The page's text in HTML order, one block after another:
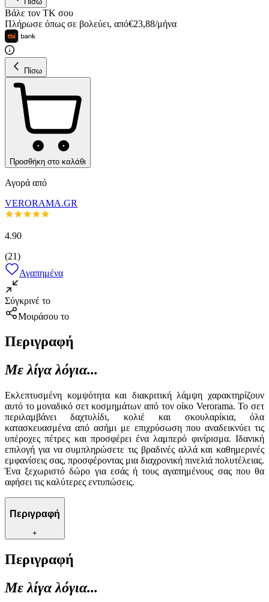
Βάλε τον ΤΚ σου
Πλήρωσε όπως σε βολεύει, από€23,88/μήνα
Πίσω
Προσθήκη στο καλάθι
Αγορά από
VERORAMA.GR
4.90
(21)
Αγαπημένα
Σύγκρινέ το
Μοιράσου το
Περιγραφή
Με λίγα λόγια...
Εκλεπτυσμένη κομψότητα και διακριτική λάμψη χαρακτηρίζουν
αυτό το μοναδικό σετ κοσμημάτων από τον οίκο Verorama. Το σετ
περιλαμβάνει δαχτυλίδι, κολιέ και σκουλαρίκια, όλα
κατασκευασμένα από ασήμι με επιχρύσωση που αναδεικνύει τις
υπέροχες πέτρες και προσφέρει ένα λαμπερό φινίρισμα. Ιδανική
επιλογή για να συμπληρώσετε τις βραδινές αλλά και καθημερινές
εμφανίσεις σας, προσφέροντας μια διαχρονική πινελιά πολυτέλειας.
Ένα ξεχωριστό δώρο για εσάς ή τους αγαπημένους σας που θα
αφήσει τις καλύτερες εντυπώσεις.
Περιγραφή
+
Περιγραφή
Με λίγα λόγια...